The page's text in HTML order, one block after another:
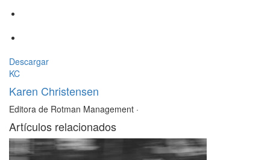
Descargar
KC
Karen Christensen
Editora de Rotman Management ·
Artículos relacionados